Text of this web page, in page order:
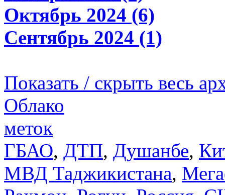
Октябрь 2024 (6)
Сентябрь 2024 (1)
Показать / скрыть весь
Облако
меток
ГБАО, ДТП, Душанбе,
МВД Таджикистана,